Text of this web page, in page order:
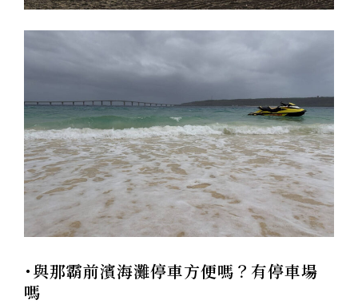
･與那霸前濱海灘停車方便嗎？有停車場
嗎